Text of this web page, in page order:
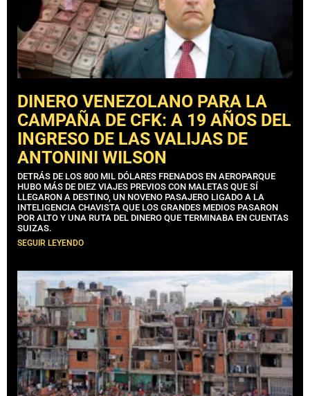
DINERO VENEZOLANO PARA LA
CAMPAÑA DE CFK: A 19 AÑOS DEL
INGRESO DE LAS VALIJAS DE
ANTONINI WILSON
DETRÁS DE LOS 800 MIL DÓLARES FRENADOS EN AEROPARQUE
HUBO MÁS DE DIEZ VIAJES PREVIOS CON MALETAS QUE SÍ
LLEGARON A DESTINO, UN NOVENO PASAJERO LIGADO A LA
INTELIGENCIA CHAVISTA QUE LOS GRANDES MEDIOS PASARON
POR ALTO Y UNA RUTA DEL DINERO QUE TERMINABA EN CUENTAS
SUIZAS.
SEGUIR LEYENDO